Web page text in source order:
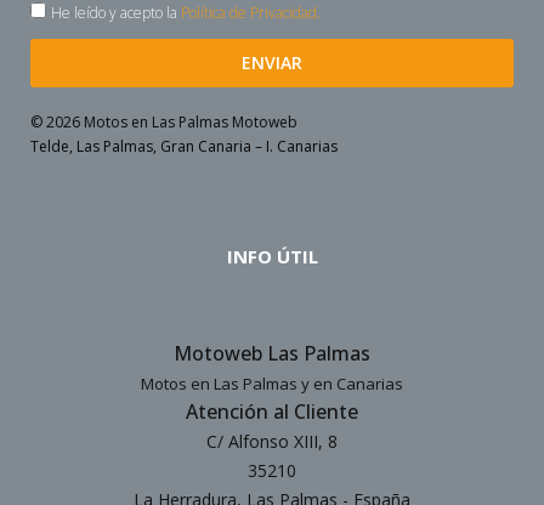
He leído y acepto la Política de Privacidad.
ENVIAR
© 2026 Motos en Las Palmas Motoweb
Telde, Las Palmas, Gran Canaria – I. Canarias
INFO ÚTIL
Motoweb Las Palmas
Motos en Las Palmas y en Canarias
Atención al Cliente
C/ Alfonso XIII, 8
35210
La Herradura, Las Palmas - España